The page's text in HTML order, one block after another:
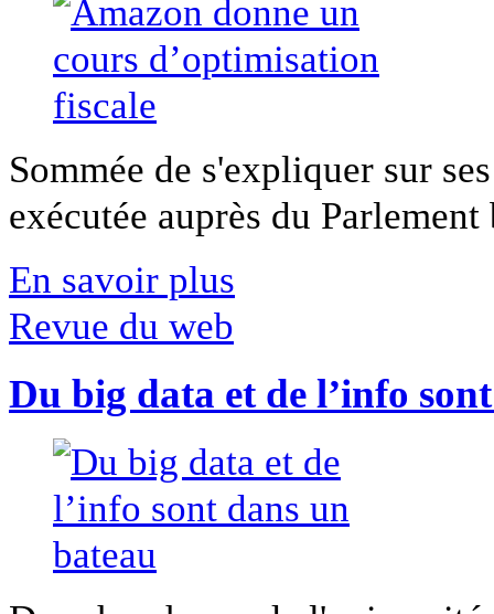
Sommée de s'expliquer sur
exécutée auprès du
En savoir plus
Revue du web
Du big data et de l’info